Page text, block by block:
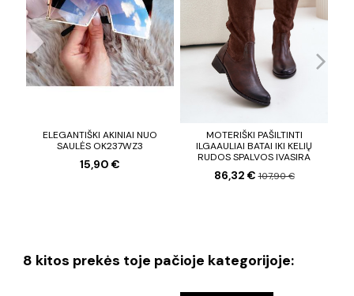
ELEGANTIŠKI AKINIAI NUO
SAULĖS OK237WZ3
15,90 €
MOTERIŠKI PAŠILTINTI
ILGAAULIAI BATAI IKI KELIŲ
RUDOS SPALVOS IVASIRA
86,32 €107,90 €
8 kitos prekės toje pačioje kategorijoje: